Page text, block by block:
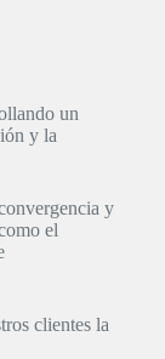
un
y la
y
el
clientes la